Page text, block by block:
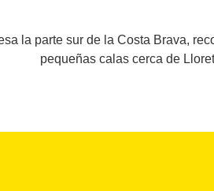
la parte sur de la Costa Brava,
pequeñas calas cerca de